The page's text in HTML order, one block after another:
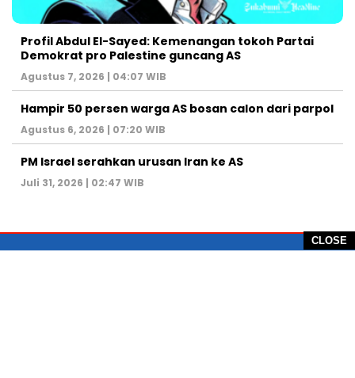
CLOSE
Profil Abdul El-Sayed: Kemenangan tokoh Partai
Demokrat pro Palestine guncang AS
Agustus 7, 2026 | 04:07 WIB
Hampir 50 persen warga AS bosan calon dari parpol
Agustus 6, 2026 | 07:20 WIB
PM Israel serahkan urusan Iran ke AS
Juli 31, 2026 | 02:47 WIB